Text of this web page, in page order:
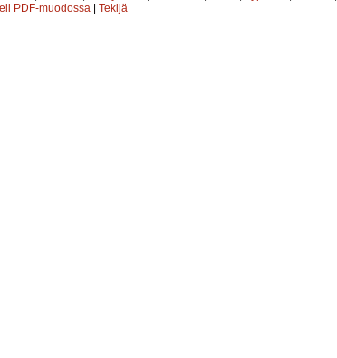
PDF-muodossa | Tekijä